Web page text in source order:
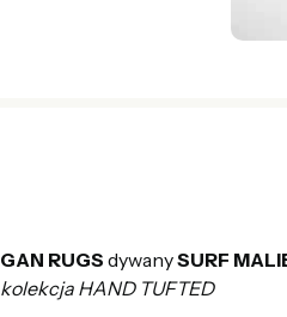
GAN RUGS dywanySURF
kolekcja HAND TUFTED